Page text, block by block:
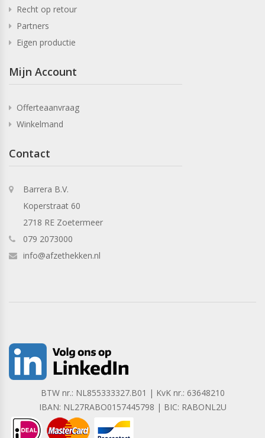
Recht op retour
Partners
Eigen productie
Mijn Account
Offerteaanvraag
Winkelmand
Contact
Barrera B.V.
Koperstraat 60
2718 RE Zoetermeer
079 2073000
info@afzethekken.nl
BTW nr.: NL855333327.B01 | KvK nr.: 63648210
IBAN: NL27RABO0157445798 | BIC: RABONL2U